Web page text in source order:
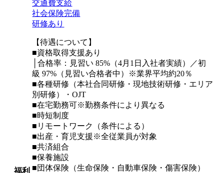
福利
交通費支給
社会保険完備
研修あり
【待遇について】
■資格取得支援あり
│合格率：見習い 85%（4月1日入社者実績）／初
級 97%（見習い合格者中）※業界平均約20％
■各種研修（本社合同研修・現地技術研修・エリア
別研修）・OJT
■在宅勤務可※勤務条件により異なる
■時短制度
■リモートワーク（条件による）
■出産・育児支援※全従業員が対象
■共済組合
■保養施設
■団体保険（生命保険・自動車保険・傷害保険）